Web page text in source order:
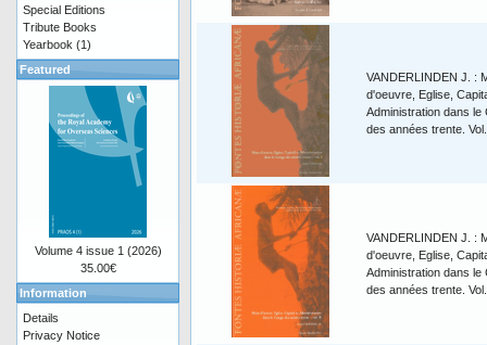
VANDERLINDEN J. :
d'oeuvre, Eglise,
Administration dans le
des années trente.
VANDERLINDEN J. :
d'oeuvre, Eglise,
Administration dans le
des années trente.
Special Editions
Tribute Books
Yearbook (1)
Featured
Volume 4 issue 1 (2026)
35.00€
Information
Details
Privacy Notice